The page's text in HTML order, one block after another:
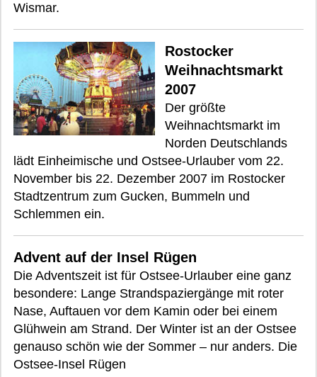
Wismar.
Rostocker
Weihnachtsmarkt
2007
Der größte
Weihnachtsmarkt im
Norden Deutschlands
lädt Einheimische und Ostsee-Urlauber vom 22.
November bis 22. Dezember 2007 im Rostocker
Stadtzentrum zum Gucken, Bummeln und
Schlemmen ein.
Advent auf der Insel Rügen
Die Adventszeit ist für Ostsee-Urlauber eine ganz
besondere: Lange Strandspaziergänge mit roter
Nase, Auftauen vor dem Kamin oder bei einem
Glühwein am Strand. Der Winter ist an der Ostsee
genauso schön wie der Sommer – nur anders. Die
Ostsee-Insel Rügen